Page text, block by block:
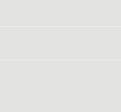
delen